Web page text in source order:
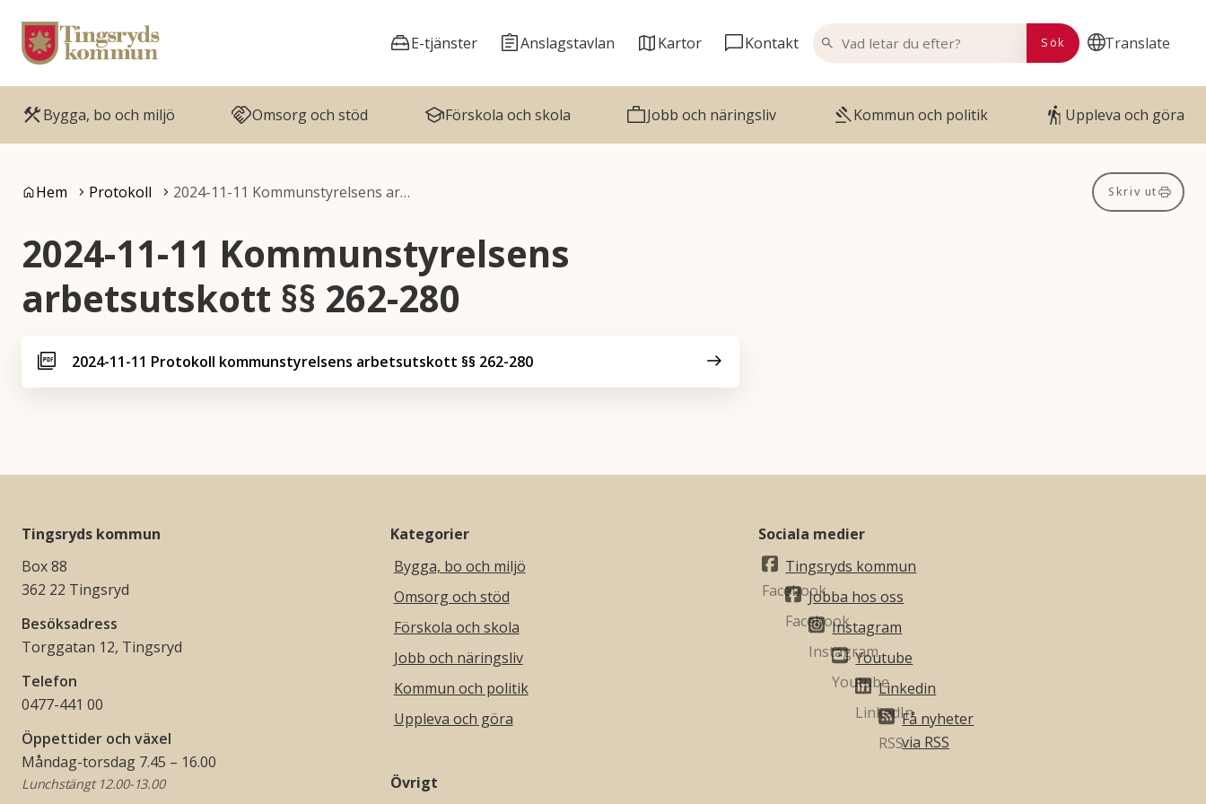
Gå till innehåll
Gå till huvudmeny
Translate
E-tjänster Anslagstavlan Kartor Kontakt
VAD LETAR DU EFTER?
Sök
Bygga, bo och miljö Omsorg och stöd Förskola och skola Jobb och näringsliv Kommun och politik Uppleva och göra
Du är här:
Hem Protokoll 2024-11-11 Kommunstyrelsens ar… Skriv ut
2024-11-11 Kommunstyrelsens
arbetsutskott §§ 262-280
2024-11-11 Protokoll kommunstyrelsens arbetsutskott §§ 262-280
Tingsryds kommun
Box 88
362 22 Tingsryd
Besöksadress
Torggatan 12, Tingsryd
Telefon
0477-441 00
Öppettider och växel
Måndag-torsdag 7.45 – 16.00
Lunchstängt 12.00-13.00
Kategorier
Bygga, bo och miljö
Omsorg och stöd
Förskola och skola
Jobb och näringsliv
Kommun och politik
Uppleva och göra
Övrigt
Sociala medier
Tingsryds kommun
Jobba hos oss
Instagram
Youtube
Linkedin
Få nyheter
via RSS